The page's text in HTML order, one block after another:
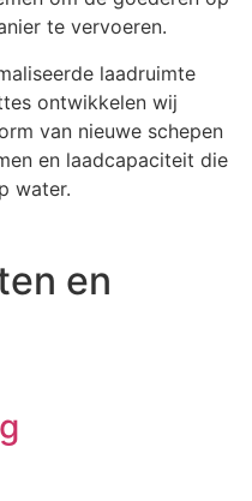
te vervoeren.
laadruimte
ontwikkelen wij
van nieuwe schepen
en laadcapaciteit die
water.
en